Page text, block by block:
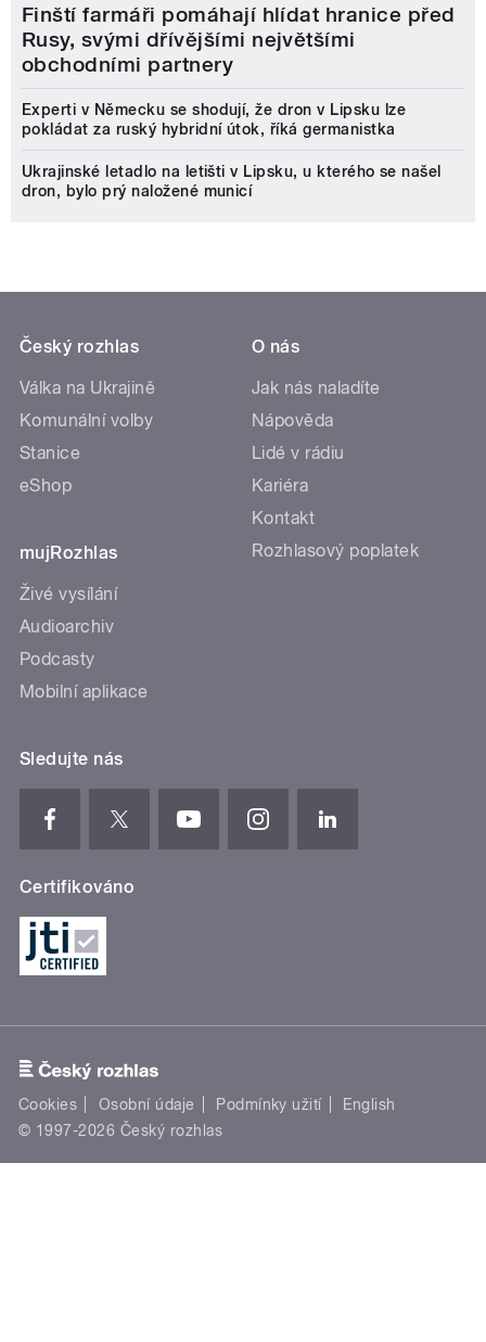
Finští farmáři pomáhají hlídat hranice před
Rusy, svými dřívějšími největšími
obchodními partnery
Experti v Německu se shodují, že dron v Lipsku lze
pokládat za ruský hybridní útok, říká germanistka
Ukrajinské letadlo na letišti v Lipsku, u kterého se našel
dron, bylo prý naložené municí
Český rozhlas
Válka na Ukrajině
Komunální volby
Stanice
eShop
mujRozhlas
Živé vysílání
Audioarchiv
Podcasty
Mobilní aplikace
O nás
Jak nás naladíte
Nápověda
Lidé v rádiu
Kariéra
Kontakt
Rozhlasový poplatek
Sledujte nás
Certifikováno
Cookies Osobní údaje Podmínky užití
English
© 1997-2026 Český rozhlas